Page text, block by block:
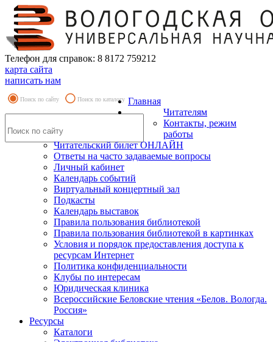
Телефон для справок: 8 8172 759212
карта сайта
написать нам
Поиск по сайту Поиск по каталогу Главная
Читателям
Контакты, режим
работы
Читательский билет ОНЛАЙН
Ответы на часто задаваемые вопросы
Личный кабинет
Календарь событий
Виртуальный концертный зал
Подкасты
Календарь выставок
Правила пользования библиотекой
Правила пользования библиотекой в картинках
Условия и порядок предоставления доступа к
ресурсам Интернет
Политика конфиденциальности
Клубы по интересам
Юридическая клиника
Всероссийские Беловские чтения «Белов. Вологда.
Россия»
Ресурсы
Каталоги